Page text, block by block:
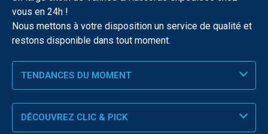
vous en 24h !
Nous mettons à votre disposition un service de qualité et
restons disponible dans tout moment.
TENDANCES DU MOMENT
DÉCOUVREZ CLIC & PICK